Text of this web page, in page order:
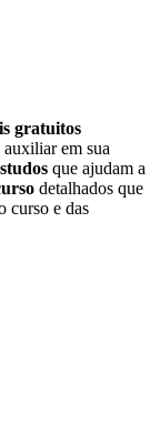
gratuitos
auxiliar em sua
que ajudam a
detalhados que
curso e das